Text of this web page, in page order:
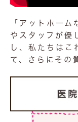
「アットホー
やスタッフが優
し、私たちはこ
て、さらにその